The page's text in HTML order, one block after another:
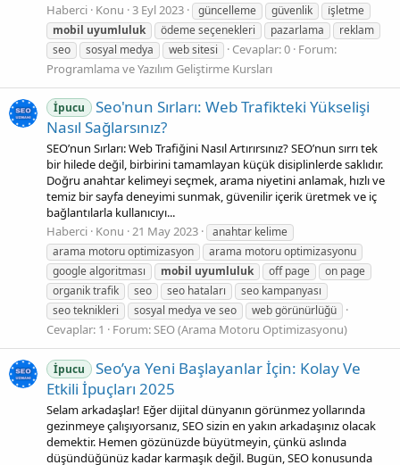
Haberci Konu 3 Eyl 2023 güncelleme güvenlik
i̇şletme
mobil uyumluluk ödeme seçenekleri pazarlama
reklam
seo
sosyal medya web sitesi Cevaplar: 0 Forum:
Programlama ve Yazılım Geliştirme Kursları
İpucu
Seo'nun Sırları: Web Trafikteki Yükselişi
Nasıl Sağlarsınız?
SEO’nun Sırları: Web Trafiğini Nasıl Artırırsınız? SEO’nun sırrı tek
bir hilede değil, birbirini tamamlayan küçük disiplinlerde saklıdır.
Doğru anahtar kelimeyi seçmek, arama niyetini anlamak, hızlı ve
temiz bir sayfa deneyimi sunmak, güvenilir içerik üretmek ve iç
bağlantılarla kullanıcıyı...
Haberci Konu 21 May 2023
anahtar kelime
arama motoru optimizasyon
arama motoru optimizasyonu
google algoritması
mobil uyumluluk off page
on page
organik trafik
seo seo hataları
seo kampanyası
seo teknikleri
sosyal medya ve seo web görünürlüğü
Cevaplar: 1 Forum:SEO (Arama Motoru Optimizasyonu)
İpucu
Seo’ya Yeni Başlayanlar İçin: Kolay Ve
Etkili İpuçları 2025
Selam arkadaşlar! Eğer dijital dünyanın görünmez yollarında
gezinmeye çalışıyorsanız, SEO sizin en yakın arkadaşınız olacak
demektir. Hemen gözünüzde büyütmeyin, çünkü aslında
düşündüğünüz kadar karmaşık değil. Bugün, SEO konusunda